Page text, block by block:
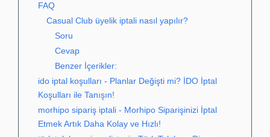
FAQ
Casual Club üyelik iptali nasıl yapılır?
Soru
Cevap
Benzer İçerikler:
ido iptal koşulları - Planlar Değişti mi? İDO İptal
Koşulları ile Tanışın!
morhipo sipariş iptali - Morhipo Siparişinizi İptal
Etmek Artık Daha Kolay ve Hızlı!